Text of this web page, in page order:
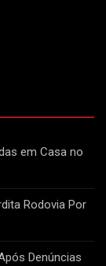
em Casa no
Rodovia Por
Denúncias